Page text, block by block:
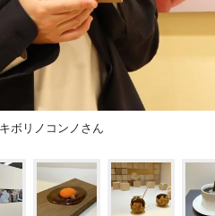
ボリノコンノさん